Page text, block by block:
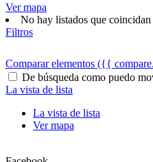
Ver mapa
No hay listados que coincidan
Filtros
Comparar elementos ({{
De búsqueda como puedo
La vista de lista
La vista de lista
Ver mapa